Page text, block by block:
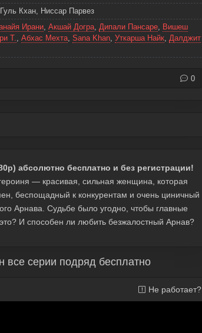
Кхан, Ниссар Парвез
Ирани, Акшай Догра, Дипали Пансаре, Вишеш
Т., Абхас Мехта, Sana Khan, Уткарша Найк, Далджит
0
абсолютно бесплатно и без регистрации!
— красивая, сильная женщина, которая
беспощадный к конкурентам и очень циничный
Арнава. Судьбе было угодно, чтобы главные
И способен ли любить безжалостный Арнав?
все серии подряд бесплатно
Не работает?